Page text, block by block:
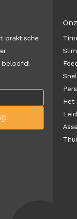
praktische
beloofd!
Het